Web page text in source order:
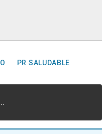
PR SALUDABLE